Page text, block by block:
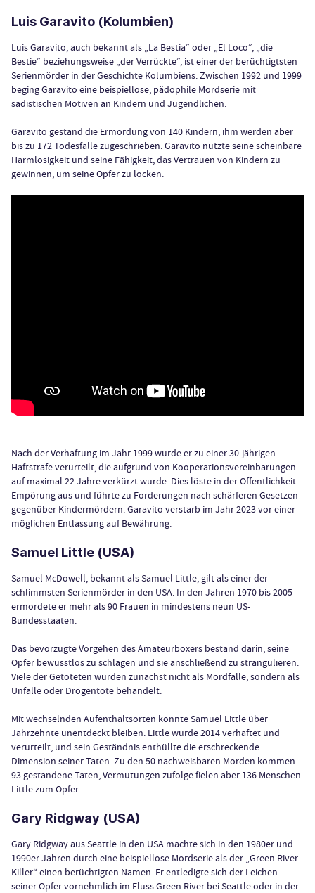
Luis Garavito (Kolumbien)
Luis Garavito, auch bekannt als „La Bestia“ oder „El Loco“, „die
Bestie“ beziehungsweise „der Verrückte“, ist einer der berüchtigtsten
Serienmörder in der Geschichte Kolumbiens. Zwischen 1992 und 1999
beging Garavito eine beispiellose, pädophile Mordserie mit
sadistischen Motiven an Kindern und Jugendlichen.
Garavito gestand die Ermordung von 140 Kindern, ihm werden aber
bis zu 172 Todesfälle zugeschrieben. Garavito nutzte seine scheinbare
Harmlosigkeit und seine Fähigkeit, das Vertrauen von Kindern zu
gewinnen, um seine Opfer zu locken.
Nach der Verhaftung im Jahr 1999 wurde er zu einer 30-jährigen
Haftstrafe verurteilt, die aufgrund von Kooperationsvereinbarungen
auf maximal 22 Jahre verkürzt wurde. Dies löste in der Öffentlichkeit
Empörung aus und führte zu Forderungen nach schärferen Gesetzen
gegenüber Kindermördern. Garavito verstarb im Jahr 2023 vor einer
möglichen Entlassung auf Bewährung.
Samuel Little (USA)
Samuel McDowell, bekannt als Samuel Little, gilt als einer der
schlimmsten Serienmörder in den USA. In den Jahren 1970 bis 2005
ermordete er mehr als 90 Frauen in mindestens neun US-
Bundesstaaten.
Das bevorzugte Vorgehen des Amateurboxers bestand darin, seine
Opfer bewusstlos zu schlagen und sie anschließend zu strangulieren.
Viele der Getöteten wurden zunächst nicht als Mordfälle, sondern als
Unfälle oder Drogentote behandelt.
Mit wechselnden Aufenthaltsorten konnte Samuel Little über
Jahrzehnte unentdeckt bleiben. Little wurde 2014 verhaftet und
verurteilt, und sein Geständnis enthüllte die erschreckende
Dimension seiner Taten. Zu den 50 nachweisbaren Morden kommen
93 gestandene Taten, Vermutungen zufolge fielen aber 136 Menschen
Little zum Opfer.
Gary Ridgway (USA)
Gary Ridgway aus Seattle in den USA machte sich in den 1980er und
1990er Jahren durch eine beispiellose Mordserie als der „Green River
Killer“ einen berüchtigten Namen. Er entledigte sich der Leichen
seiner Opfer vornehmlich im Fluss Green River bei Seattle oder in der